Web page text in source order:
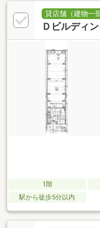
貸店舗（建物一部
Ｄビルディ
1階
駅から徒歩5分以内